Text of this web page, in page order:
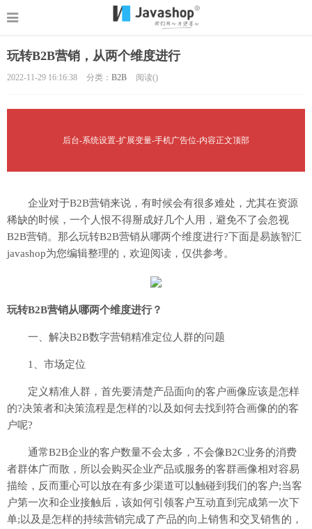
玩转B2B营销，从两个维度进行
2022-11-29 16:16:38 分类： B2B 阅读()
后台-系统设置-扩展变量-手机广告位-内容正文顶部
企业对于B2B营销来说，有时候会有很多难处，尤其在资源
稀缺的时候，一个人恨不得掰成好几个人用，避免不了会忽视
B2B营销。那么玩转B2B营销从哪两个维度进行?下面是易族智汇
javashop为您编辑整理的，欢迎阅读，仅供参考。
玩转B2B营销从哪两个维度进行？
一、解决B2B数字营销精准定位人群的问题
1、市场定位
定义精准人群，首先要清楚产品面向的客户画像应该是怎样
的?决策者和决策流程是怎样的?以及如何去找到符合画像的的客
户呢?
通常B2B企业的客户数量不会太多，不会像B2C业务的消费
者群体广而散，所以会购买企业产品或服务的客群画像相对容易
描绘，反而重心可以放在有多少渠道可以触碰到我们的客户;当客
户第一次和企业接触后，该如何引领客户互动直到完成第一次下
单;以及是怎样的持续营销完成了产品的向上销售和交叉销售的，